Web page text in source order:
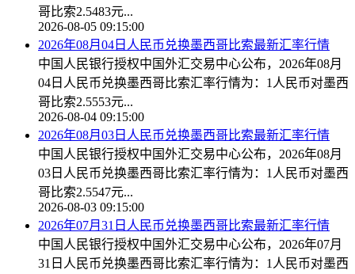
哥比索2.5483元...
2026-08-05 09:15:00
2026年08月04日人民币兑换墨西哥比索最新汇率行情
中国人民银行授权中国外汇交易中心公布，2026年08月
04日人民币兑换墨西哥比索汇率行情为：1人民币对墨西
哥比索2.5553元...
2026-08-04 09:15:00
2026年08月03日人民币兑换墨西哥比索最新汇率行情
中国人民银行授权中国外汇交易中心公布，2026年08月
03日人民币兑换墨西哥比索汇率行情为：1人民币对墨西
哥比索2.5547元...
2026-08-03 09:15:00
2026年07月31日人民币兑换墨西哥比索最新汇率行情
中国人民银行授权中国外汇交易中心公布，2026年07月
31日人民币兑换墨西哥比索汇率行情为：1人民币对墨西